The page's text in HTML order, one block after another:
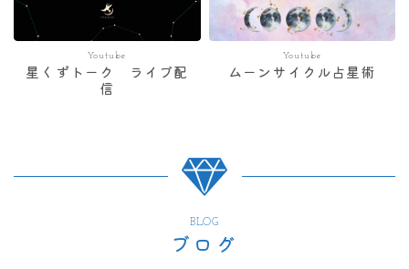
Youtube
星くずトーク ライブ配
信
Youtube
ムーンサイクル占星術
BLOG
ブログ